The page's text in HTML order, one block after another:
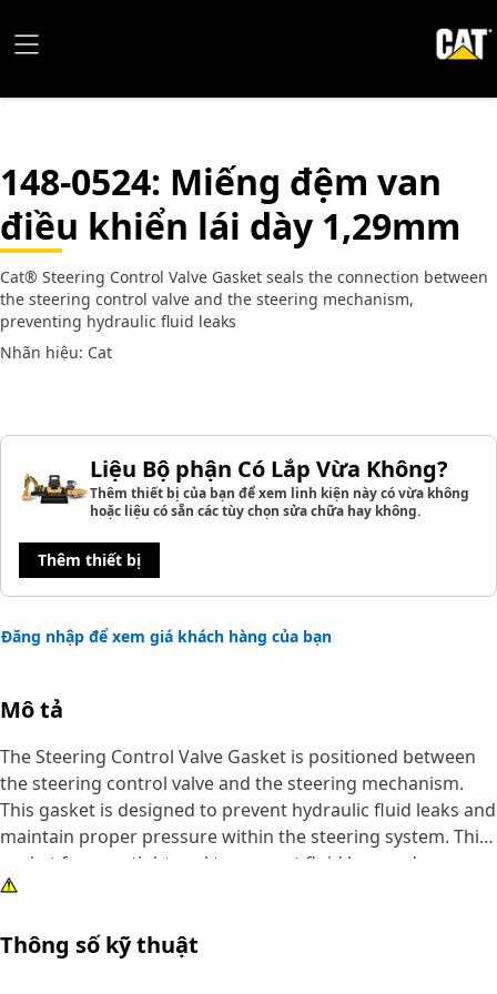
148-0524: Miếng đệm van
điều khiển lái dày 1,29mm
Cat® Steering Control Valve Gasket seals the connection between
the steering control valve and the steering mechanism,
preventing hydraulic fluid leaks
Nhãn hiệu: Cat
Liệu Bộ phận Có Lắp Vừa Không?
Thêm thiết bị của bạn để xem linh kiện này có vừa không
hoặc liệu có sẵn các tùy chọn sửa chữa hay không.
Thêm thiết bị
Đăng nhập để xem giá khách hàng của bạn
Mô tả
The Steering Control Valve Gasket is positioned between
the steering control valve and the steering mechanism.
This gasket is designed to prevent hydraulic fluid leaks and
maintain proper pressure within the steering system. This
gasket forms a tight seal to prevent fluid loss and ensure
efficient steering operation, maintaining the integrity and
Thông số kỹ thuật